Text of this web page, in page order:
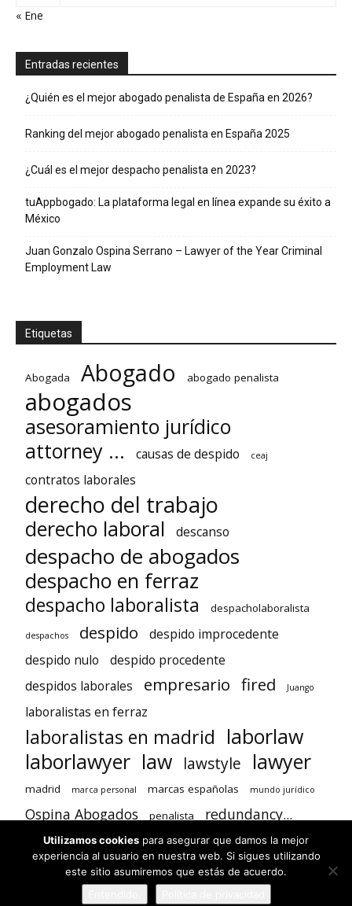
« Ene
Entradas recientes
¿Quién es el mejor abogado penalista de España en 2026?
Ranking del mejor abogado penalista en España 2025
¿Cuál es el mejor despacho penalista en 2023?
tuAppbogado: La plataforma legal en línea expande su éxito a
México
Juan Gonzalo Ospina Serrano – Lawyer of the Year Criminal
Employment Law
Etiquetas
Abogada Abogado abogado penalista
abogados
asesoramiento jurídico
attorney ...
causas de despido ceaj
contratos laborales
derecho del trabajo
derecho laboral descanso
despacho de abogados
despacho en ferraz
despacho laboralista despacholaboralista
despachos despido
despido improcedente
despido nulo
despido procedente
despidos laborales
empresario fired Juango
laboralistas en ferraz
laboralistas en madrid laborlaw
laborlawyer law lawstyle lawyer
madrid marca personal marcas españolas mundo jurídico
Ospina Abogados penalista redundancy...
trabajador trabajadores Trabajo
tuAppbogado vacaciones verano
Utilizamos cookies para asegurar que damos la mejor
experiencia al usuario en nuestra web. Si sigues utilizando
este sitio asumiremos que estás de acuerdo.